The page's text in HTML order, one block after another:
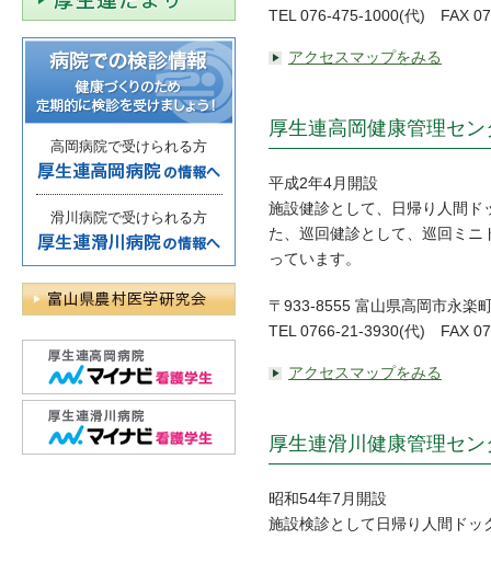
TEL 076-475-1000(代) FAX
アクセスマップをみる
厚生連高岡健康管理セン
平成2年4月開設
施設健診として、日帰り人間ド
た、巡回健診として、巡回ミ
っています。
〒933-8555 富山県高岡市永楽
TEL 0766-21-3930(代) FAX
アクセスマップをみる
厚生連滑川健康管理セン
昭和54年7月開設
施設検診として日帰り人間ドッ
高岡病院で受けられる方
滑川病院で受けられる方